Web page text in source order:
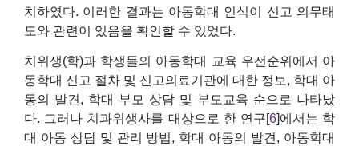
치하였다. 이러한 결과는 아동학대 인식이 신고 의무태
도와 관련이 있음을 확인할 수 있었다.
치위생(학)과 학생들의 아동학대 교육 우선순위에서 아
동학대 신고 절차 및 신고의료기관에 대한 정보, 학대 아
동의 발견, 학대 부모 상담 및 부모교육 순으로 나타났
다. 그러나 치과위생사를 대상으로 한 연구[6]에서는 학
대 아동 상담 및 관리 방법, 학대 아동의 발견, 아동학대